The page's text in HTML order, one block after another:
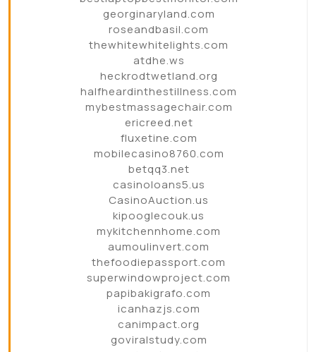
georginaryland.com
roseandbasil.com
thewhitewhitelights.com
atdhe.ws
heckrodtwetland.org
halfheardinthestillness.com
mybestmassagechair.com
ericreed.net
fluxetine.com
mobilecasino8760.com
betqq3.net
casinoloans5.us
CasinoAuction.us
kipooglecouk.us
mykitchennhome.com
aumoulinvert.com
thefoodiepassport.com
superwindowproject.com
papibakigrafo.com
icanhazjs.com
canimpact.org
goviralstudy.com